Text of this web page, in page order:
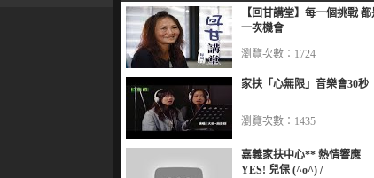
【回甘講堂】每一個挑戰 都
一次機會
瀏覽次數：1724
家扶「心無限」音樂會30秒
瀏覽次數：1435
嘉義家扶中心** 熱情響應
YES! 兒保 (^o^) /